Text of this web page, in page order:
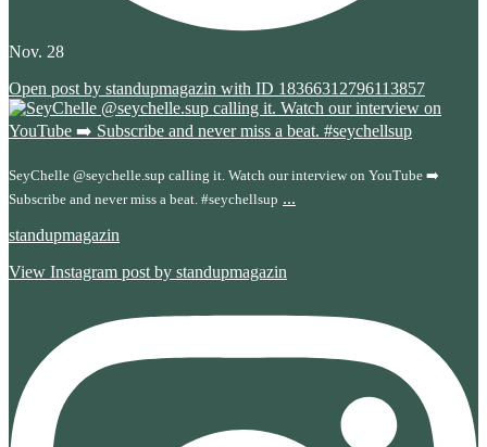
Nov. 28
Open post by standupmagazin with ID 18366312796113857
SeyChelle @seychelle.sup calling it. Watch our interview on YouTube ➡️
Subscribe and never miss a beat. #seychellsup ...
standupmagazin
View Instagram post by standupmagazin